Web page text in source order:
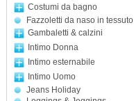
Costumi da bagno
Fazzoletti da naso in tessuto
Gambaletti & calzini
Intimo Donna
Intimo esternabile
Intimo Uomo
Jeans Holiday